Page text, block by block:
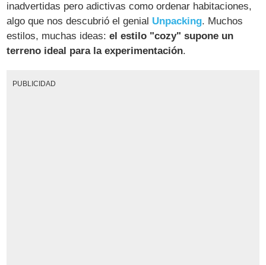
inadvertidas pero adictivas como ordenar habitaciones,
algo que nos descubrió el genial Unpacking. Muchos
estilos, muchas ideas:el estilo "cozy" supone un
terreno ideal para la experimentación.
PUBLICIDAD